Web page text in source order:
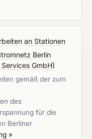
an Stationen
Berlin
GmbH)
gemäß der zum
des
für die
Berliner
»